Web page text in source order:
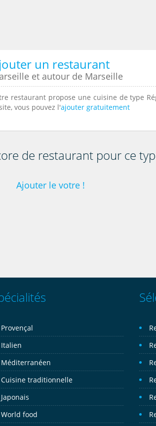
un restaurant
et autour de Marseille
restaurant propose une cuisine de type
vous pouvez l'ajouter gratuitement
de restaurant pour ce
Ajouter le votre !
Provençal
Italien
Méditerranéen
Cuisine traditionnelle
Japonais
World food